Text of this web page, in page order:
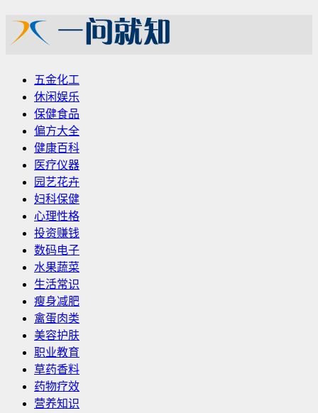
五金化工
休闲娱乐
保健食品
偏方大全
健康百科
医疗仪器
园艺花卉
妇科保健
心理性格
投资赚钱
数码电子
水果蔬菜
生活常识
瘦身减肥
禽蛋肉类
美容护肤
职业教育
草药香料
药物疗效
营养知识